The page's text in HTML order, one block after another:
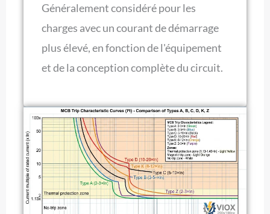
Généralement considéré pour les
charges avec un courant de démarrage
plus élevé, en fonction de l'équipement
et de la conception complète du circuit.